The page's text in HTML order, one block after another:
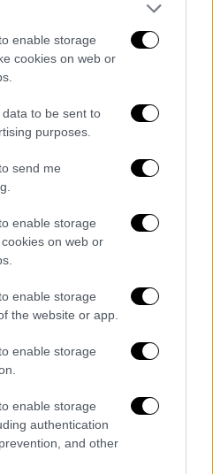
enable storage
cookies on web or
to be sent to
purposes.
send me
enable storage
on web or
enable storage
the website or app.
enable storage
enable storage
authentication
and other
της, η πολιτικός
χρονιά, τις
της ζωή και
που πέρασε είχε και
Είχα την τιμή να
Εργασίας, αυτό
τον άνδρα μου και
έμεινα έγκυος».